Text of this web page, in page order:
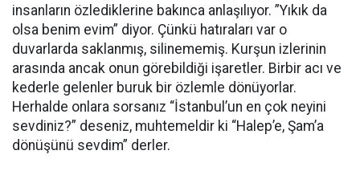
insanların özlediklerine bakınca anlaşılıyor. ”Yıkık da
olsa benim evim” diyor. Çünkü hatıraları var o
duvarlarda saklanmış, silinememiş. Kurşun izlerinin
arasında ancak onun görebildiği işaretler. Birbir acı ve
kederle gelenler buruk bir özlemle dönüyorlar.
Herhalde onlara sorsanız “İstanbul’un en çok neyini
sevdiniz?” deseniz, muhtemeldir ki “Halep’e, Şam’a
dönüşünü sevdim” derler.